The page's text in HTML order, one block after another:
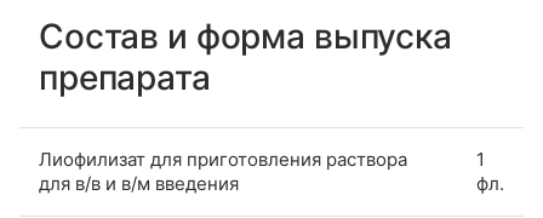
Состав и форма выпуска
препарата
Лиофилизат для приготовления раствора
для в/в и в/м введения
1
фл.